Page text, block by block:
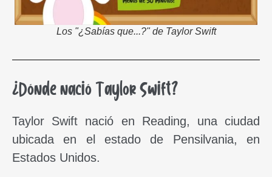
Los "¿Sabías que...?" de Taylor Swift
¿Dónde nació Taylor Swift?
Taylor Swift nació en Reading, una ciudad
ubicada en el estado de Pensilvania, en
Estados Unidos.